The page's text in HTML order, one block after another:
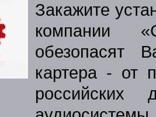
Закажите
компании
обезопасят
картера - от